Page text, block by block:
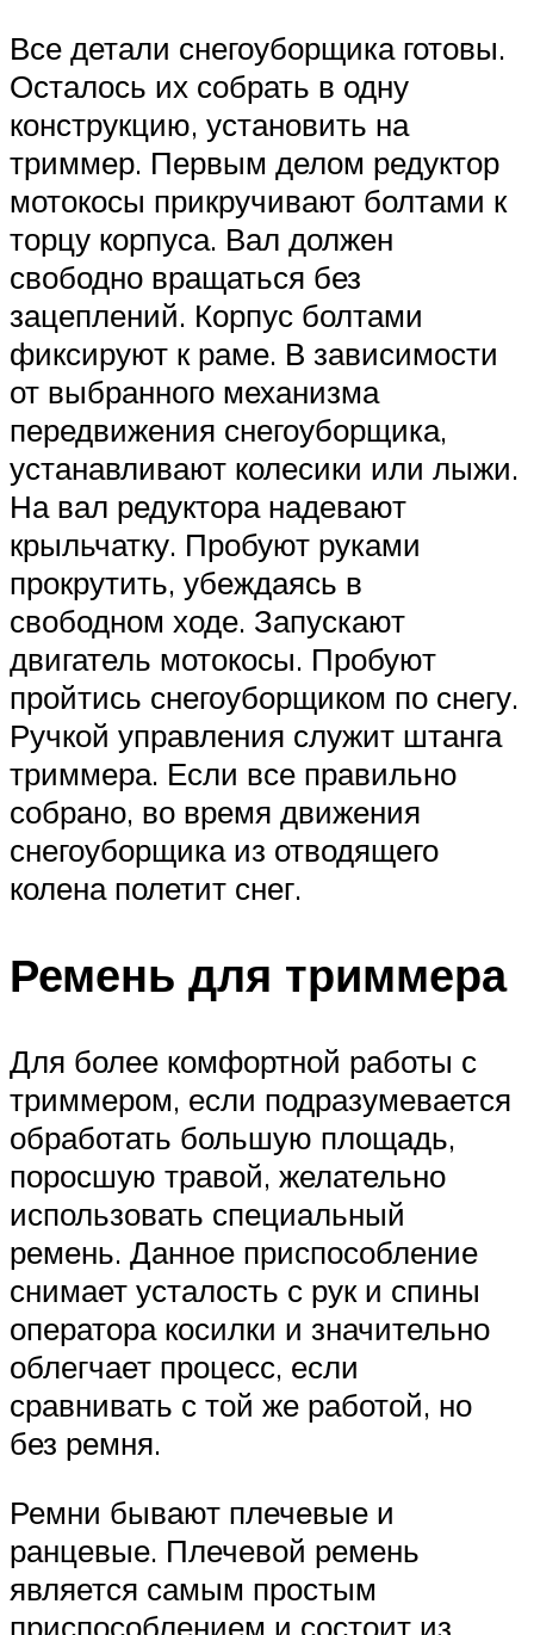
Все детали снегоуборщика готовы.
Осталось их собрать в одну
конструкцию, установить на
триммер. Первым делом редуктор
мотокосы прикручивают болтами к
торцу корпуса. Вал должен
свободно вращаться без
зацеплений. Корпус болтами
фиксируют к раме. В зависимости
от выбранного механизма
передвижения снегоуборщика,
устанавливают колесики или лыжи.
На вал редуктора надевают
крыльчатку. Пробуют руками
прокрутить, убеждаясь в
свободном ходе. Запускают
двигатель мотокосы. Пробуют
пройтись снегоуборщиком по снегу.
Ручкой управления служит штанга
триммера. Если все правильно
собрано, во время движения
снегоуборщика из отводящего
колена полетит снег.
Ремень для триммера
Для более комфортной работы с
триммером, если подразумевается
обработать большую площадь,
поросшую травой, желательно
использовать специальный
ремень. Данное приспособление
снимает усталость с рук и спины
оператора косилки и значительно
облегчает процесс, если
сравнивать с той же работой, но
без ремня.
Ремни бывают плечевые и
ранцевые. Плечевой ремень
является самым простым
приспособлением и состоит из